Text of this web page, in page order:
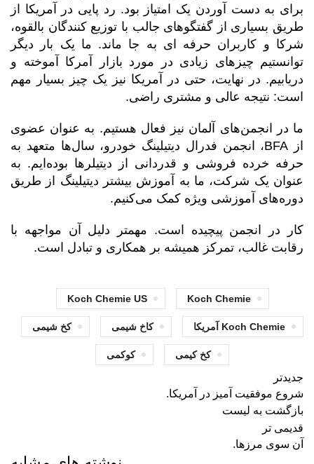
برای به دست آوردن یک امتیاز بود. رد پایی در آمریکا از
طریق بسیاری از گفتگوهای جالب با توزیع کنندگان بالقوه،
شرکا و کاربران حرفه ای به جا ماند. ما یک بار دیگر
توانستیم چیزهای زیادی در مورد بازار آمرکا آموخته و
دریابیم. در نهایت، حتی در آمریکا نیز یک چیز بسیار مهم
است: نتیجه عالی و مشتری راضی.
ما در انجمن‌های آلمان نیز فعال هستیم. به عنوان عضوی
از BFA، انجمن فدرال دیتیلینگ خودرو، سال‌ها متعهد به
حرفه خرده فروشی و قدردانی از دیتیلرها بوده‌ایم. به
عنوان یک شرکت، ما به آموزش بیشتر دیتیلینگ از طریق
دوره‌های آموزشی ویژه کمک می‌کنیم.
کار در انجمن پیچیده است. مهمتر دلیل آن مواجهه با
رقابت غالب، تمرکز همیشه بر همکاری و تبادل است.
Koch Chemie
Koch Chemie US
Koch Chemie آمریکا کاخ شیمی کخ شیمی
کخ کیمی کوکمی
جدیدتر
شروع موفقیت آمیز در آمریکا.
بازگشت به لیست
قدیمی تر
آن سوی مرزها.